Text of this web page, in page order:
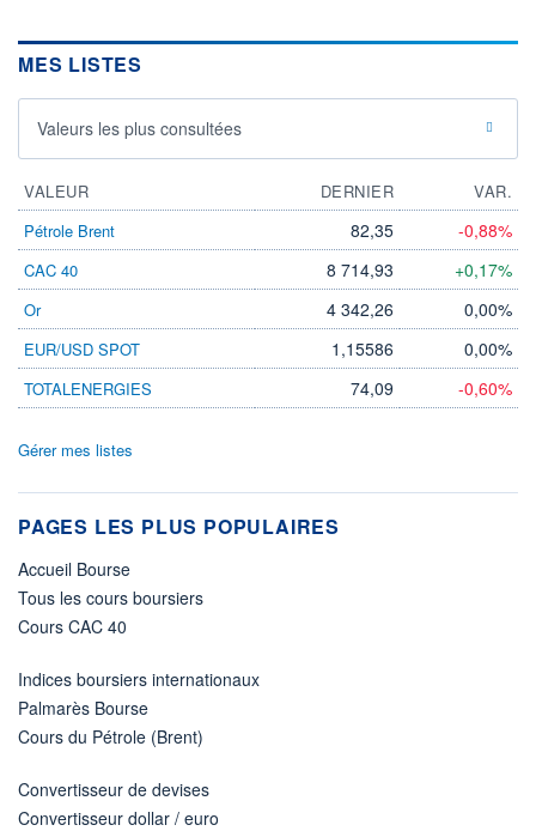
MES LISTES
Valeurs les plus consultées
VALEUR DERNIER
VAR.
Pétrole Brent
82,35 -0,88%
CAC 40 8 714,93 +0,17%
Or 4 342,26 0,00%
EUR/USD SPOT 1,15586 0,00%
TOTALENERGIES 74,09 -0,60%
Gérer mes listes
PAGES LES PLUS POPULAIRES
Accueil Bourse
Tous les cours boursiers
Cours CAC 40
Indices boursiers internationaux
Palmarès Bourse
Cours du Pétrole (Brent)
Convertisseur de devises
Convertisseur dollar / euro